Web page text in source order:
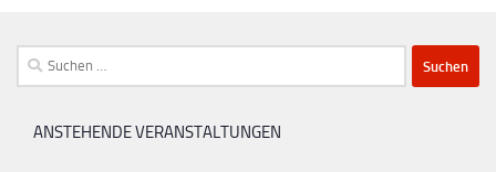
Suchen
nach:
ANSTEHENDE VERANSTALTUNGEN